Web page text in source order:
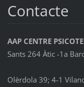
Contacte
AAP CENTRE
Sants 264 Àtic -1a
Olèrdola 39; 4-1